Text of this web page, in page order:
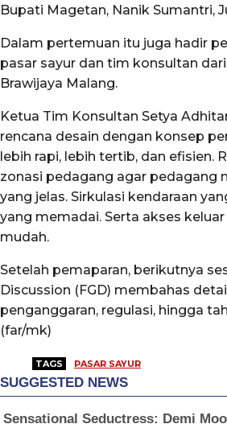
Bupati Magetan, Nanik Sumantri,
Dalam pertemuan itu juga hadir
pasar sayur dan tim konsultan
Brawijaya Malang.
Ketua Tim Konsultan Setya
rencana desain dengan konsep
lebih rapi, lebih tertib, dan efisien.
zonasi pedagang agar pedagang
yang jelas. Sirkulasi kendaraan
yang memadai. Serta akses
mudah.
Setelah pemaparan, berikutnya
Discussion (FGD) membahas
penganggaran, regulasi, hingga
(far/mk)
TAGS PASAR SAYUR